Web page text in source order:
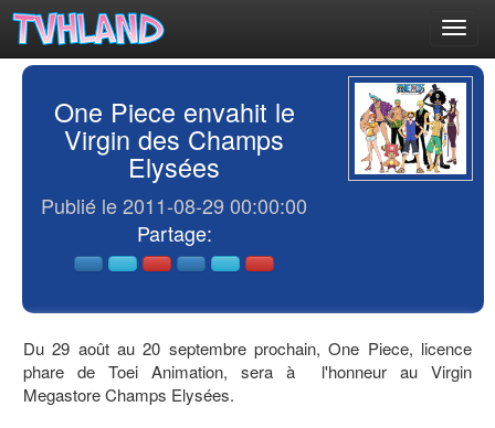
One Piece envahit le
Virgin des Champs
Elysées
Publié le 2011-08-29 00:00:00
Partage:
Du 29 août au 20 septembre prochain, One Piece, licence
phare de Toei Animation, sera à l'honneur au Virgin
Megastore Champs Elysées.